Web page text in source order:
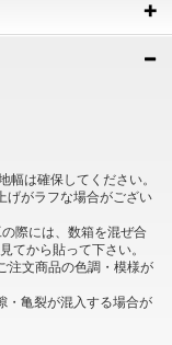
幅は確保してください。
げがラフな場合がござい
際には、数箱を混ぜ合
てから貼って下さい。
注文商品の色調・模様が
・亀裂が混入する場合が